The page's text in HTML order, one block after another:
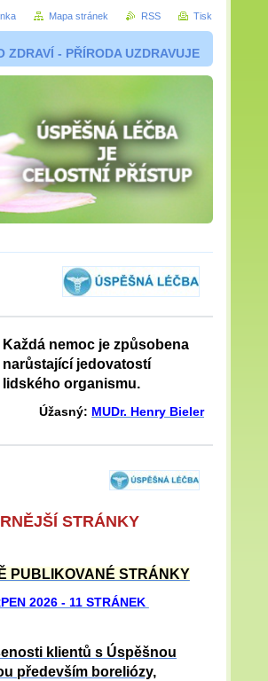
ZDRAVÍ - PŘÍRODA UZDRAVUJE
Každá nemoc je způsobena
narůstající jedovatostí
lidského organismu.
Úžasný: MUDr. Henry Bieler
STRÁNKY
PUBLIKOVANÉ STRÁNKY
2026 - 11 STRÁNEK
klientů s Úspěšnou
především boreliózy,
Mapa stránek RSS Tisk